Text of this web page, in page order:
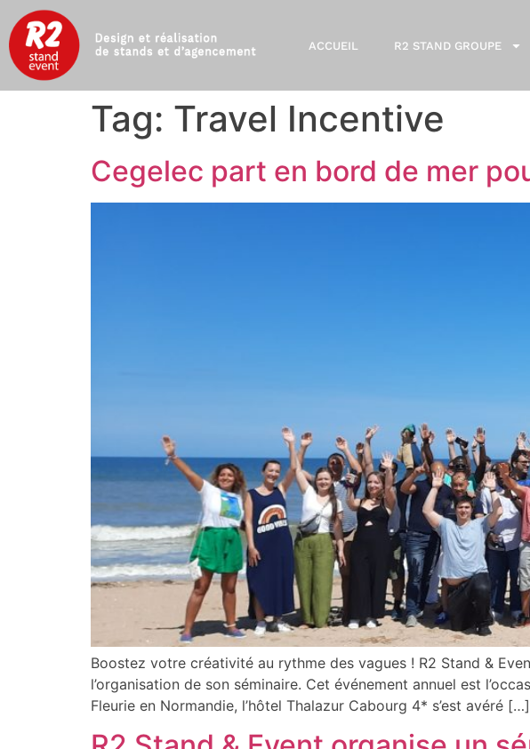
ACCUEIL R2 STAND GROUPE
Tag: Travel Incentive
Cegelec part en bord de mer
Boostez votre créativité au rythme des vagues ! R2 Stand &
l’organisation de son séminaire. Cet événement annuel est
Fleurie en Normandie, l’hôtel Thalazur Cabourg 4* s’est avéré […]